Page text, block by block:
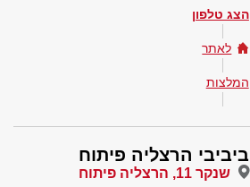
הצג טלפון
לאתר
המלצות
ביביבי הרצליה פיתוח
שנקר 11, הרצליה פיתוח